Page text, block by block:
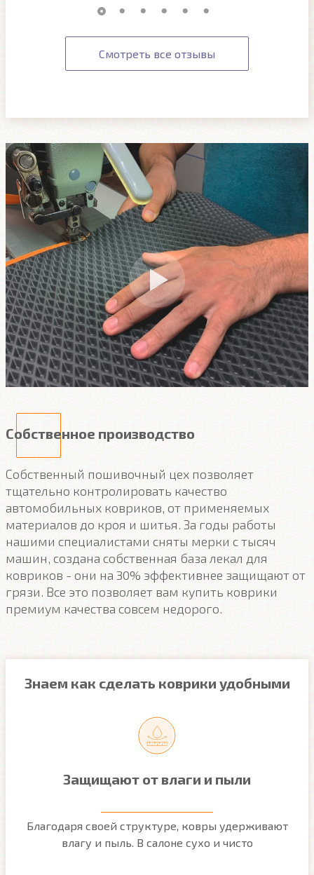
Смотреть все отзывы
Собственное производство
Собственный пошивочный цех позволяет
тщательно контролировать качество
автомобильных ковриков, от применяемых
материалов до кроя и шитья. За годы работы
нашими специалистами сняты мерки с тысяч
машин, создана собственная база лекал для
ковриков - они на 30% эффективнее защищают от
грязи. Все это позволяет вам купить коврики
премиум качества совсем недорого.
Знаем как сделать коврики удобными
Защищают от влаги и пыли
Благодаря своей структуре, ковры удерживают
влагу и пыль. В салоне сухо и чисто